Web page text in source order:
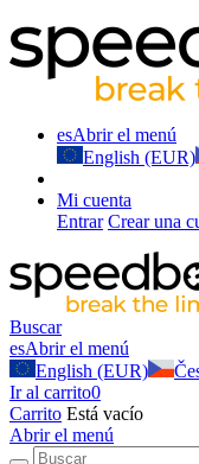
esAbrir el menú
English (EUR)
Mi cuenta
Entrar Crear una
Buscar
esAbrir el menú
English (EUR)
Ir al carrito0
Carrito Está vacío
Abrir el menú